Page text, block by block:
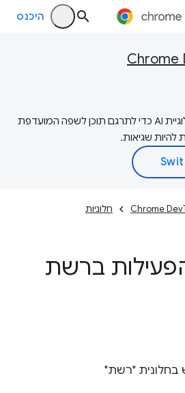
היכנס
Chrome
‫Google משתמשת בטכנולוגיית AI כדי לתרגם תוכן לשפה המועדפת
להיות שגיאות.
Chrome חלוניות
ברשת
"רשת"